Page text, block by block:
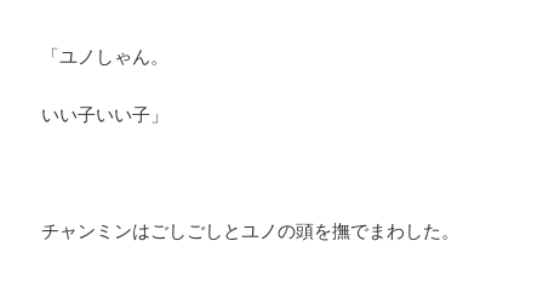
「ユノしゃん。
いい子いい子」
チャンミンはごしごしとユノの頭を撫でまわした。